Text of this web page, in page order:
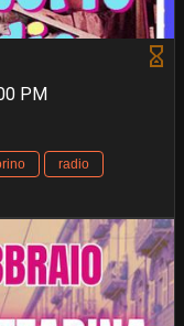
PM
radio